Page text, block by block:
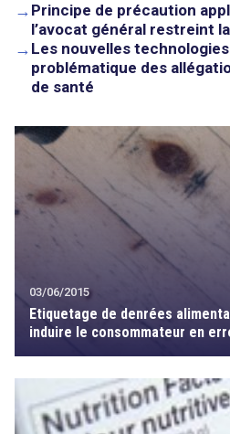
→ Principe de précaution
l’avocat général restreint
→ Les nouvelles
problématique des
de santé
03/06/2015
Etiquetage de denrées
induire le consommateur en
search